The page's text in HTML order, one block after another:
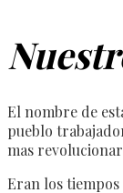
El nombre de
pueblo
mas
Eran los